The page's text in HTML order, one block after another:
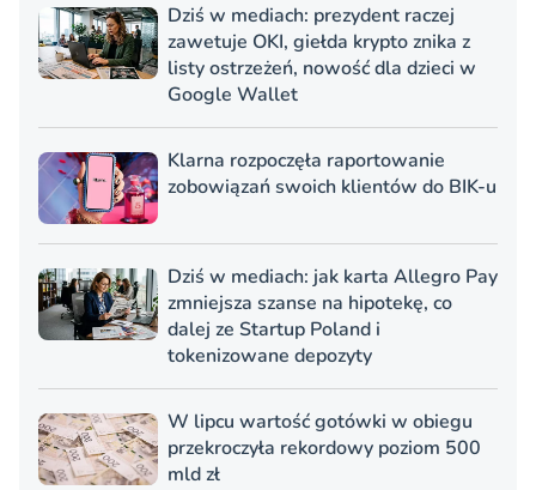
Dziś w mediach: prezydent raczej
zawetuje OKI, giełda krypto znika z
listy ostrzeżeń, nowość dla dzieci w
Google Wallet
Klarna rozpoczęła raportowanie
zobowiązań swoich klientów do BIK-u
Dziś w mediach: jak karta Allegro Pay
zmniejsza szanse na hipotekę, co
dalej ze Startup Poland i
tokenizowane depozyty
W lipcu wartość gotówki w obiegu
przekroczyła rekordowy poziom 500
mld zł